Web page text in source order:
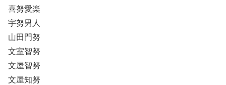
喜努愛楽
宇努男人
山田門努
文室智努
文屋智努
文屋知努